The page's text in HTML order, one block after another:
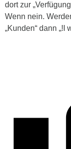
dort zur
Wenn nein.
„Kunden“ dann „!I